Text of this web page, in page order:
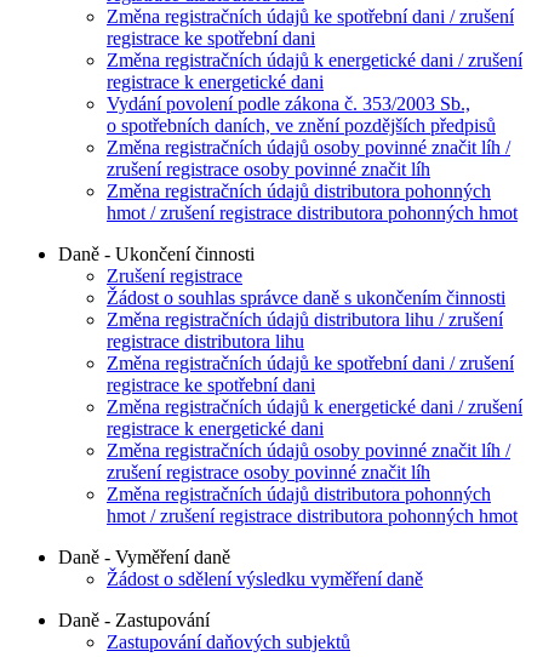
Změna registračních údajů ke spotřební dani / zrušení
registrace ke spotřební dani
Změna registračních údajů k energetické dani / zrušení
registrace k energetické dani
Vydání povolení podle zákona č. 353/2003 Sb.,
o spotřebních daních, ve znění pozdějších předpisů
Změna registračních údajů osoby povinné značit líh /
zrušení registrace osoby povinné značit líh
Změna registračních údajů distributora pohonných
hmot / zrušení registrace distributora pohonných hmot
Daně - Ukončení činnosti
Zrušení registrace
Žádost o souhlas správce daně s ukončením činnosti
Změna registračních údajů distributora lihu / zrušení
registrace distributora lihu
Změna registračních údajů ke spotřební dani / zrušení
registrace ke spotřební dani
Změna registračních údajů k energetické dani / zrušení
registrace k energetické dani
Změna registračních údajů osoby povinné značit líh /
zrušení registrace osoby povinné značit líh
Změna registračních údajů distributora pohonných
hmot / zrušení registrace distributora pohonných hmot
Daně - Vyměření daně
Žádost o sdělení výsledku vyměření daně
Daně - Zastupování
Zastupování daňových subjektů